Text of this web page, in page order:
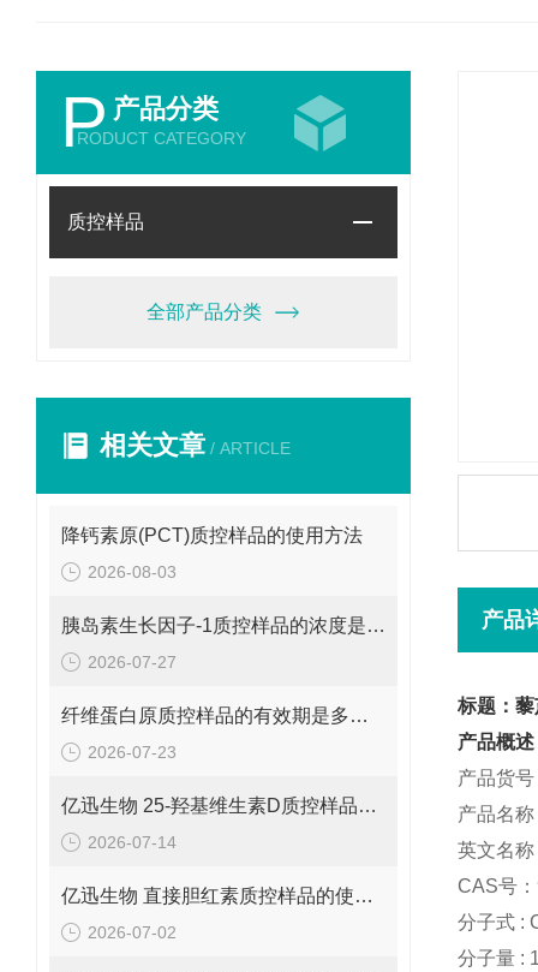
P 产品分类
RODUCT CATEGORY
质控样品
全部产品分类
相关文章 / ARTICLE
降钙素原(PCT)质控样品的使用方法
2026-08-03
胰岛素生长因子-1质控样品的浓度是多少呢？
2026-07-27
纤维蛋白原质控样品的有效期是多久呢？
2026-07-23
亿迅生物 25-羟基维生素D质控样品的浓度是多少呢？
2026-07-14
亿迅生物 直接胆红素质控样品的使用方法
2026-07-02
产品
标题：
产品概述
产品货
产品名称
英文名
CAS号
分子式 :
分子量 :